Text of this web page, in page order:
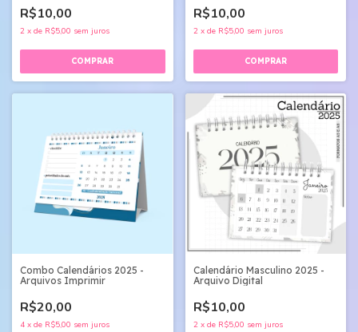
R$10,00
2 x de R$5,00 sem juros
R$10,00
2 x de R$5,00 sem juros
Combo Calendários 2025 -
Arquivos Imprimir
R$20,00
4 x de R$5,00 sem juros
Calendário Masculino 2025 -
Arquivo Digital
R$10,00
2 x de R$5,00 sem juros